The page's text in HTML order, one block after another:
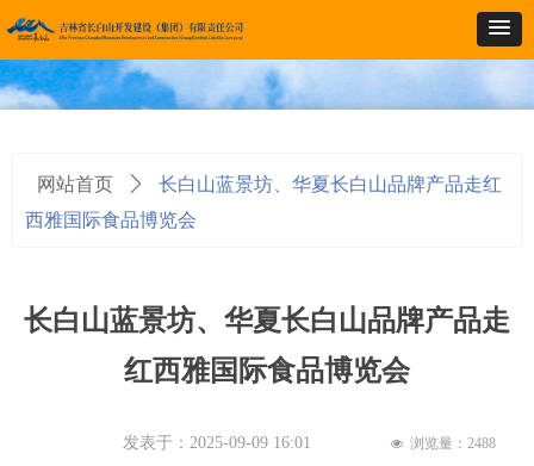
网站首页 ꄲ
长白山蓝景坊、华夏长白山品牌产品走红
西雅国际食品博览会
长白山蓝景坊、华夏长白山品牌产品走
红西雅国际食品博览会
发表于： 2025-09-09 16:01 넶 浏览量： 2488